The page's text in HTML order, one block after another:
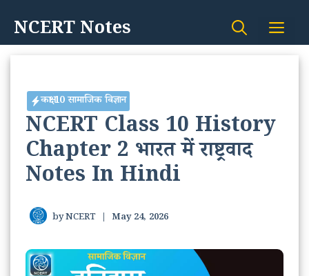
content
NCERT Notes
कक्षा 10 सामाजिक विज्ञान
NCERT Class 10 History
Chapter 2 भारत में राष्ट्रवाद
Notes In Hindi
byNCERT | May 24, 2026